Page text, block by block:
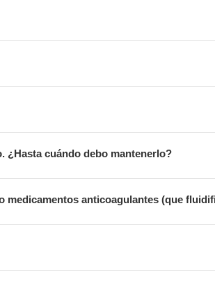
¿Hasta cuándo debo mantenerlo?
medicamentos anticoagulantes (que